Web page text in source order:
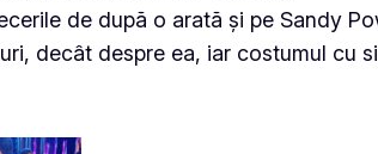
de după o arată și pe Sandy
decât despre ea, iar costumul